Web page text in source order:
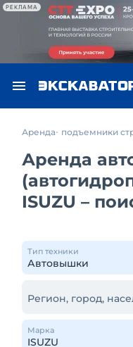
РЕКЛАМА
Аренда подъемники
Аренда
ISUZU –
Тип техники
Регион, город,
Марка